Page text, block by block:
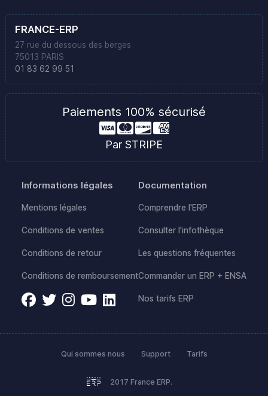
FRANCE-ERP
27 rue du dessous des berges
75013 PARIS
01 83 62 99 51
Paiements 100% sécurisé
Par STRIPE
Informations légales
Mentions légales
Conditions de ventes
Conditions de retour
Conditions de remboursement
Documentation
Comprendre l'ERP
Consulter l'infothèque
Les questions fréquentes
Commander un ERP + ENSA
Nos tarifs ERP
2017 France ERP.
Qui sommes nous Support Tarifs